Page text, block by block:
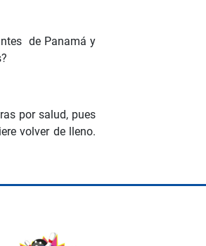
de Panamá y
por salud, pues
volver de lleno.